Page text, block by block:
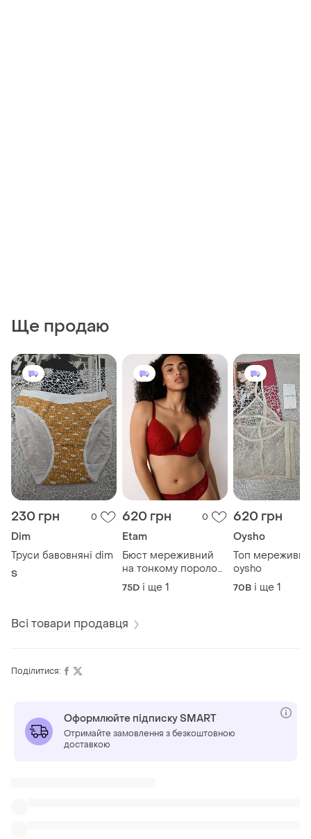
Ще продаю
230 грн 0
Dim
Труси бавовняні dim
S
620 грн 0
Etam
Бюст мереживний
на тонкому поролоні
та кісточках etam
75D і ще 1
620 грн
Oysho
Топ
oysho
70B і ще 1
Всі товари продавця
Поділитися:
Оформлюйте підписку SMART
Отримайте замовлення з безкоштовною
доставкою